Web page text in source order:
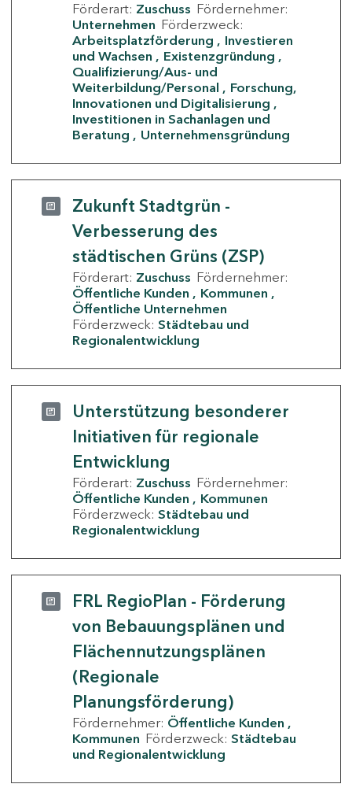
Förderart: Zuschuss Fördernehmer:
Unternehmen Förderzweck:
Arbeitsplatzförderung
Investieren
und Wachsen
Existenzgründung
Qualifizierung/Aus- und
Weiterbildung/Personal
Forschung,
Innovationen und Digitalisierung
Investitionen in Sachanlagen und
Beratung
Unternehmensgründung
Zukunft Stadtgrün -
Verbesserung des
städtischen Grüns (ZSP)
Förderart: Zuschuss Fördernehmer:
Öffentliche Kunden
Kommunen
Öffentliche Unternehmen
Förderzweck: Städtebau und
Regionalentwicklung
Unterstützung besonderer
Initiativen für regionale
Entwicklung
Förderart: Zuschuss Fördernehmer:
Öffentliche Kunden
Kommunen
Förderzweck: Städtebau und
Regionalentwicklung
FRL RegioPlan - Förderung
von Bebauungsplänen und
Flächennutzungsplänen
(Regionale
Planungsförderung)
Fördernehmer: Öffentliche Kunden
Kommunen Förderzweck: Städtebau
und Regionalentwicklung